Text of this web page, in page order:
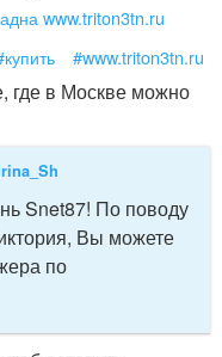
на www.triton3tn.ru
#www.triton3tn.ru
где в Москве можно
Snet87! По поводу
Вы можете
по